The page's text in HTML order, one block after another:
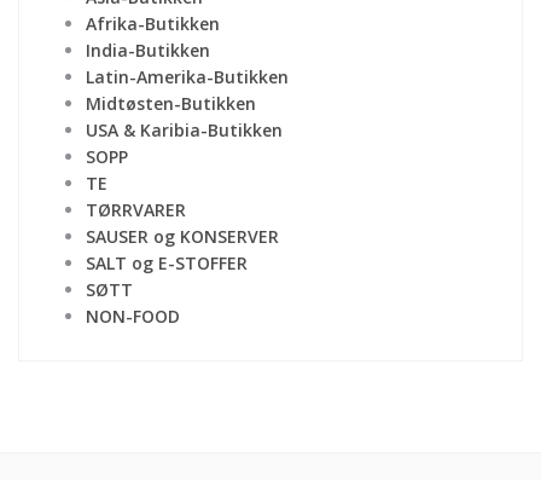
Afrika-Butikken
India-Butikken
Latin-Amerika-Butikken
Midtøsten-Butikken
USA & Karibia-Butikken
SOPP
TE
TØRRVARER
SAUSER og KONSERVER
SALT og E-STOFFER
SØTT
NON-FOOD